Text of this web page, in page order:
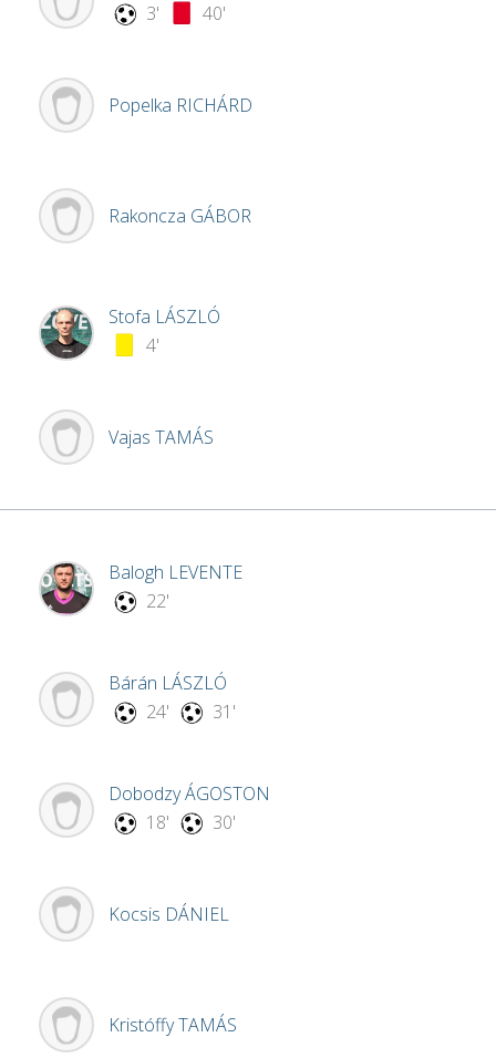
3'
40'
Popelka RICHÁRD
Rakoncza GÁBOR
Stofa LÁSZLÓ
4'
Vajas TAMÁS
Balogh LEVENTE
22'
Bárán LÁSZLÓ
24'
31'
DobodzyÁGOSTON
18'
30'
Kocsis DÁNIEL
KristóffyTAMÁS